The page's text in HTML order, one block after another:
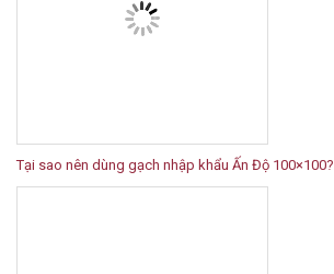
Tại sao nên dùng gạch nhập khẩu Ấn Độ 100×100?